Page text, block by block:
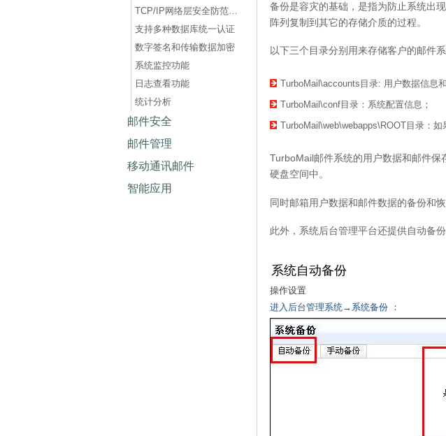
TCP/IP网络层安全防范机制
支持多种数据库统一认证
数字签名和传输数据加密
系统监控功能
日志查看功能
统计分析
邮件安全
邮件管理
移动通讯邮件
智能应用
备份是容灾的基础，是指为防止系统出
阵列复制到其它的存储介质的过程。
以下三个目录分别用来存储客户的邮件
TurboMail\accounts目录: 用户数据信息
TurboMail\conf目录：系统配置信息；
TurboMail\web\webapps\ROOT目录：
TurboMail邮件系统的用户数据和邮件
硬盘空间中。
同时邮箱用户数据和邮件数据的备份和
此外，系统后台管理平台还提供自动备
系统自动备份
操作设置
进入后台管理系统→系统备份 ：